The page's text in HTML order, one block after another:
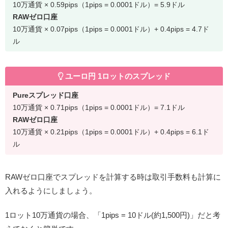
10万通貨 × 0.59pips（1pips = 0.0001ドル）= 5.9ドル
RAWゼロ口座
10万通貨 × 0.07pips（1pips = 0.0001ドル）+ 0.4pips = 4.7ド
ル
ユーロ円 1ロットのスプレッド
Pureスプレッド口座
10万通貨 × 0.71pips（1pips = 0.0001ドル）= 7.1ドル
RAWゼロ口座
10万通貨 × 0.21pips（1pips = 0.0001ドル）+ 0.4pips = 6.1ド
ル
RAWゼロ口座でスプレッドを計算する時は取引手数料も計算に
入れるようにしましょう。
1ロット10万通貨の場合、「1pips = 10ドル(約1,500円)」だと考